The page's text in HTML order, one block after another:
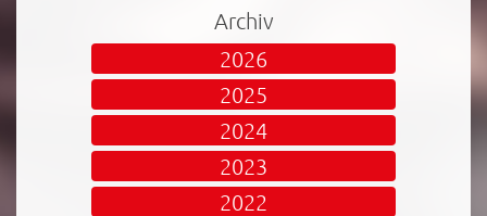
Archiv
2026
2025
2024
2023
2022